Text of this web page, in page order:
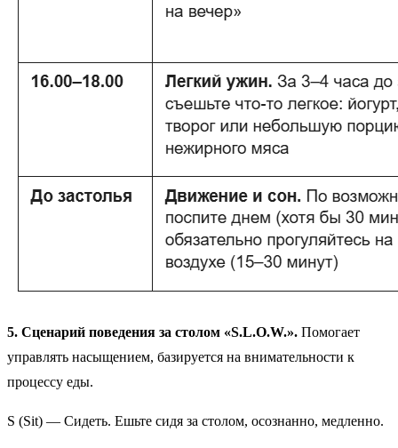
5. Сценарий поведения за столом «S.L.O.W.». Помогает
управлять насыщением, базируется на внимательности к
процессу еды.
S (Sit) — Сидеть. Ешьте сидя за столом, осознанно, медленно.